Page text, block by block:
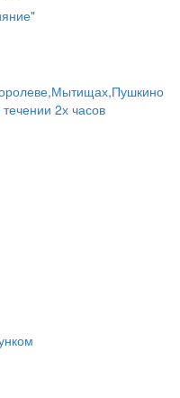
течении 2х часов